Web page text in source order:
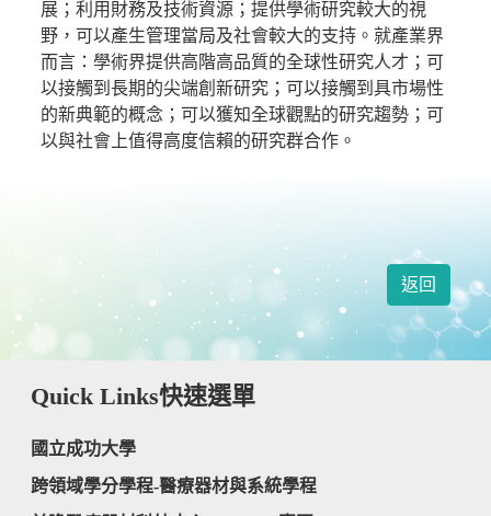
展；利用財務及技術資源；提供學術研究較大的視
野，可以產生管理當局及社會較大的支持。就產業界
而言：學術界提供高階高品質的全球性研究人才；可
以接觸到長期的尖端創新研究；可以接觸到具市場性
的新典範的概念；可以獲知全球觀點的研究趨勢；可
以與社會上值得高度信賴的研究群合作。
返回
Quick Links快速選單
國立成功大學
跨領域學分學程-醫療器材與系統學程